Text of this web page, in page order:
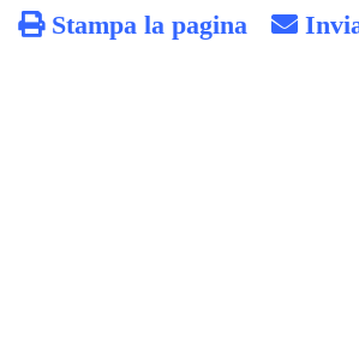
Stampa la pagina